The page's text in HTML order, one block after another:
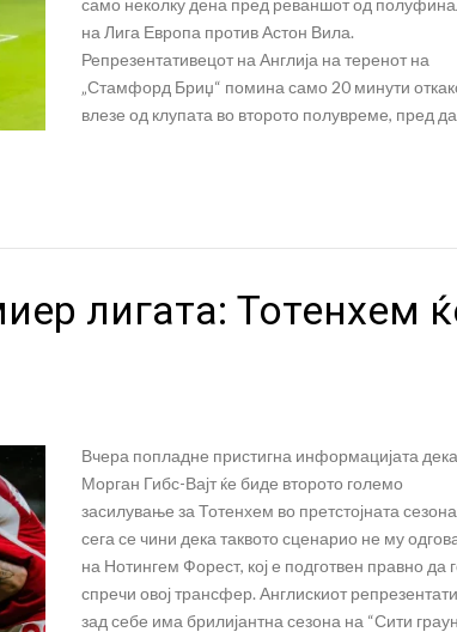
на Лига Европа против Астон Вила.
Репрезентативецот на Англија на теренот на
„Стамфорд Бриџ“ помина само 20 минути
влезе од клупата во второто полувреме, пред да
лигата: Тотенхем
Вчера попладне пристигна информацијата дека
Морган Гибс-Вајт ќе биде второто големо
засилување за Тотенхем во претстојната
сега се чини дека таквото сценарио не му
на Нотингем Форест, кој е подготвен правно да
спречи овој трансфер. Англискиот
зад себе има брилијантна сезона на “Сити